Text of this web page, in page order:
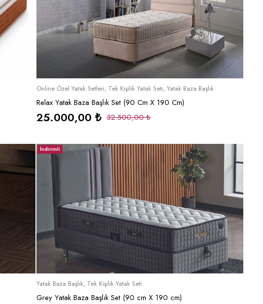
Sepete Ekle
Online Özel Yatak Setleri, Tek Kişilik Yatak Seti, Yatak Baza Başlık
Relax Yatak Baza Başlık Set (90 Cm X 190 Cm)
32.500,00₺
25.000,00 ₺
İndirimli
Sepete Ekle
Yatak Baza Başlık, Tek Kişilik Yatak Seti
Grey Yatak Baza Başlık Set (90 cm X 190 cm)